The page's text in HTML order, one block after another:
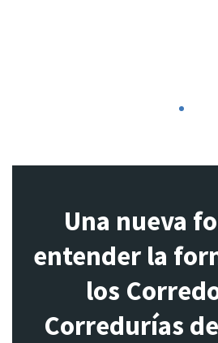
Una nueva
entender la
los
Corredurías